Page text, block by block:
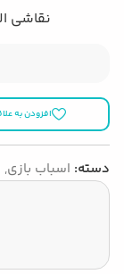
نقاشی
افزودن به
دسته: اسباب بازی,